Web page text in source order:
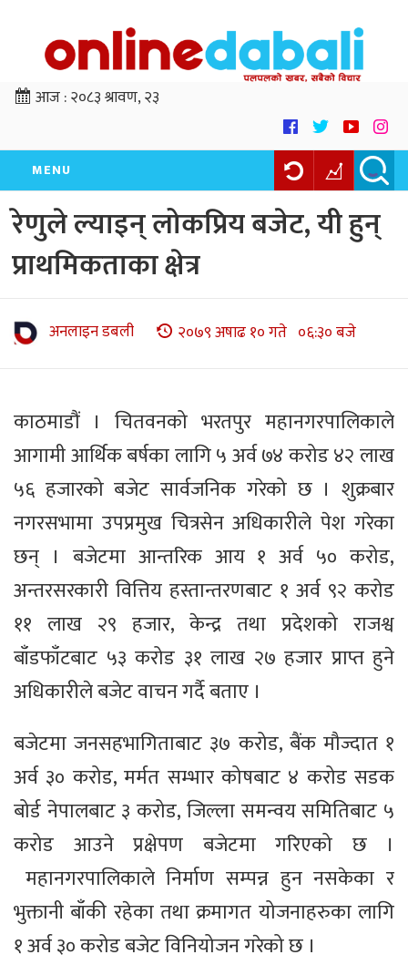
आज :२०८३ श्रावण, २३
MENU
रेणुले ल्याइन् लोकप्रिय बजेट, यी हुन्
प्राथमिकताका क्षेत्र
अनलाइन डबली २०७९ अषाढ १० गते ०६:३० बजे
काठमाडौं । चितवनको भरतपुर महानगरपालिकाले
आगामी आर्थिक बर्षका लागि ५ अर्व ७४ करोड ४२ लाख
५६ हजारको बजेट सार्वजनिक गरेको छ । शुक्रबार
नगरसभामा उपप्रमुख चित्रसेन अधिकारीले पेश गरेका
छन् । बजेटमा आन्तरिक आय १ अर्व ५० करोड,
अन्तरसरकारी वित्तिय हस्तान्तरणबाट १ अर्व ९२ करोड
११ लाख २९ हजार, केन्द्र तथा प्रदेशको राजश्व
बाँडफाँटबाट ५३ करोड ३१ लाख २७ हजार प्राप्त हुने
अधिकारीले बजेट वाचन गर्दै बताए ।
बजेटमा जनसहभागिताबाट ३७ करोड, बैंक मौज्दात १
अर्व ३० करोड, मर्मत सम्भार कोषबाट ४ करोड सडक
बोर्ड नेपालबाट ३ करोड, जिल्ला समन्वय समितिबाट ५
करोड आउने प्रक्षेपण बजेटमा गरिएको छ ।
महानगरपालिकाले निर्माण सम्पन्न हुन नसकेका र
भुक्तानी बाँकी रहेका तथा क्रमागत योजनाहरुका लागि
१ अर्व ३० करोड बजेट विनियोजन गरेको छ ।